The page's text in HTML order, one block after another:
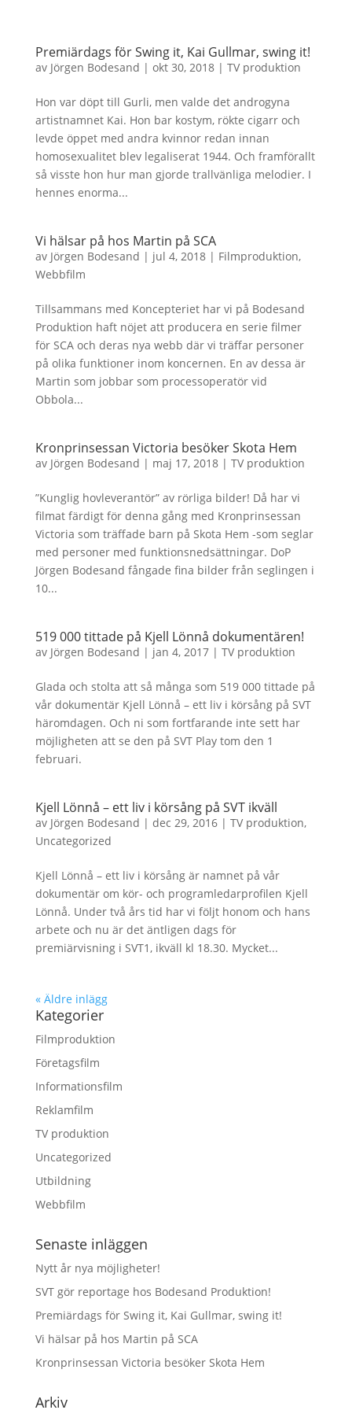
Premiärdags för Swing it, Kai Gullmar, swing it!
av Jörgen Bodesand | okt 30, 2018| TV produktion
Hon var döpt till Gurli, men valde det androgyna
artistnamnet Kai. Hon bar kostym, rökte cigarr och
levde öppet med andra kvinnor redan innan
homosexualitet blev legaliserat 1944. Och framförallt
så visste hon hur man gjorde trallvänliga melodier. I
hennes enorma...
Vi hälsar på hos Martin på SCA
av Jörgen Bodesand | jul 4, 2018| Filmproduktion,
Webbfilm
Tillsammans med Koncepteriet har vi på Bodesand
Produktion haft nöjet att producera en serie filmer
för SCA och deras nya webb där vi träffar personer
på olika funktioner inom koncernen. En av dessa är
Martin som jobbar som processoperatör vid
Obbola...
Kronprinsessan Victoria besöker Skota Hem
av Jörgen Bodesand | maj 17, 2018| TV produktion
”Kunglig hovleverantör” av rörliga bilder! Då har vi
filmat färdigt för denna gång med Kronprinsessan
Victoria som träffade barn på Skota Hem -som seglar
med personer med funktionsnedsättningar. DoP
Jörgen Bodesand fångade fina bilder från seglingen i
10...
519 000 tittade på Kjell Lönnå dokumentären!
av Jörgen Bodesand | jan 4, 2017| TV produktion
Glada och stolta att så många som 519 000 tittade på
vår dokumentär Kjell Lönnå – ett liv i körsång på SVT
häromdagen. Och ni som fortfarande inte sett har
möjligheten att se den på SVT Play tom den 1
februari.
Kjell Lönnå – ett liv i körsång på SVT ikväll
av Jörgen Bodesand | dec 29, 2016| TV produktion,
Uncategorized
Kjell Lönnå – ett liv i körsång är namnet på vår
dokumentär om kör- och programledarprofilen Kjell
Lönnå. Under två års tid har vi följt honom och hans
arbete och nu är det äntligen dags för
premiärvisning i SVT1, ikväll kl 18.30. Mycket...
« Äldre inlägg
Kategorier
Filmproduktion
Företagsfilm
Informationsfilm
Reklamfilm
TV produktion
Uncategorized
Utbildning
Webbfilm
Senaste inläggen
Nytt år nya möjligheter!
SVT gör reportage hos Bodesand Produktion!
Premiärdags för Swing it, Kai Gullmar, swing it!
Vi hälsar på hos Martin på SCA
Kronprinsessan Victoria besöker Skota Hem
Arkiv